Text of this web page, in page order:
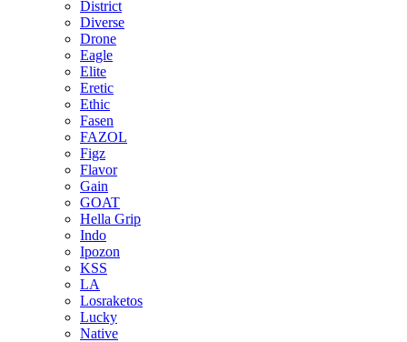
District
Diverse
Drone
Eagle
Elite
Eretic
Ethic
Fasen
FAZOL
Figz
Flavor
Gain
GOAT
Hella Grip
Indo
Ipozon
KSS
LA
Losraketos
Lucky
Native